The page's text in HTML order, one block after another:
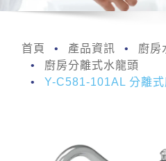
首頁 產品資訊
廚房
廚房分離式水龍頭
Y-C581-101AL 分離式